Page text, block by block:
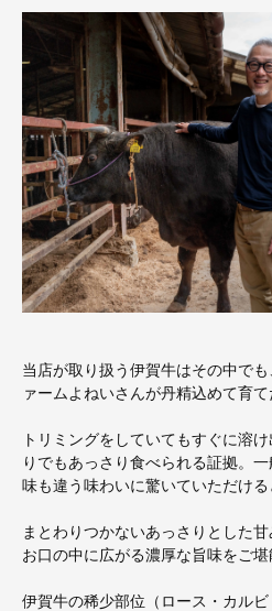
当店が取り扱う伊賀牛はその中で
ァームよねいさんが丹精込めて育
トリミングをしていてもすぐに溶
りでもあっさり食べられる証拠。
味も違う味わいに驚いていただける
まとわりつかないあっさりとした
お口の中に広がる濃厚な旨味をご
伊賀牛の稀少部位（ロース・カル